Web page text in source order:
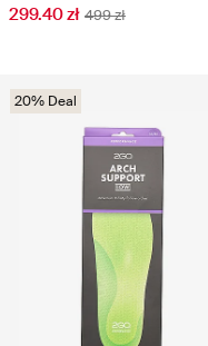
299.40 zł 499 zł
20% Deal